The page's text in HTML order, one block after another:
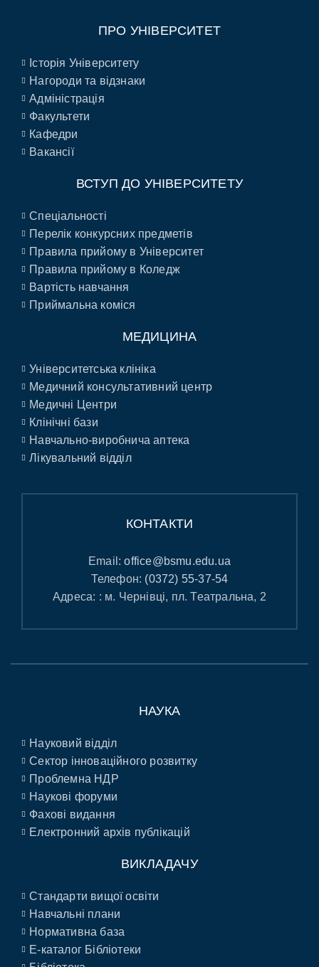
ПРО УНІВЕРСИТЕТ
Історія Університету
Нагороди та відзнаки
Адміністрація
Факультети
Кафедри
Вакансії
ВСТУП ДО УНІВЕРСИТЕТУ
Спеціальності
Перелік конкурсних предметів
Правила прийому в Університет
Правила прийому в Коледж
Вартість навчання
Приймальна коміся
МЕДИЦИНА
Університетська клініка
Медичний консультативний центр
Медичні Центри
Клінічні бази
Навчально-виробнича аптека
Лікувальний відділ
КОНТАКТИ
Email:office@bsmu.edu.ua
Телефон: (0372) 55-37-54
Адреса: : м. Чернівці, пл. Театральна, 2
НАУКА
Науковий відділ
Сектор інноваційного розвитку
Проблемна НДР
Наукові форуми
Фахові видання
Електронний архів публікацій
ВИКЛАДАЧУ
Стандарти вищої освіти
Навчальні плани
Нормативна база
E-каталог Бібліотеки